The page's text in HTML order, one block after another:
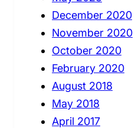
December 2020
November 2020
October 2020
February 2020
August 2018
May 2018
April 2017